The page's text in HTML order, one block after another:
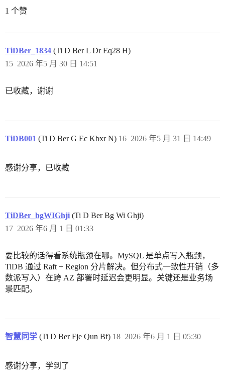
1 个赞
TiDBer_1834 (Ti D Ber L Dr Eq28 H)
2026 年5 月 30 日 14:51
15
已收藏，谢谢
TiDB001 (Ti D Ber G Ec Kbxr N) 2026 年5 月 31 日 14:49
16
感谢分享，已收藏
TiDBer_bgWIGhji (Ti D Ber Bg Wi Ghji)
2026 年6 月 1 日 01:33
17
要比较的话得看系统瓶颈在哪。MySQL 是单点写入瓶颈，
TiDB 通过 Raft + Region 分片解决。但分布式一致性开销（多
数派写入）在跨 AZ 部署时延迟会更明显。关键还是业务场
景匹配。
智慧同学 (Ti D Ber Fje Qun Bf) 2026 年6 月 1 日 05:30
18
感谢分享，学到了